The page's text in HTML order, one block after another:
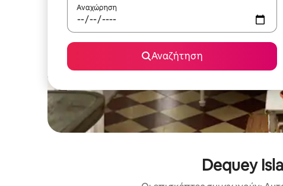
Αναχώρηση
Αναζήτηση
Dequey